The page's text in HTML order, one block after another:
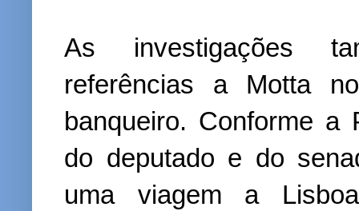
As investigações
referências a Motta
banqueiro. Conforme a
do deputado e do
uma viagem a